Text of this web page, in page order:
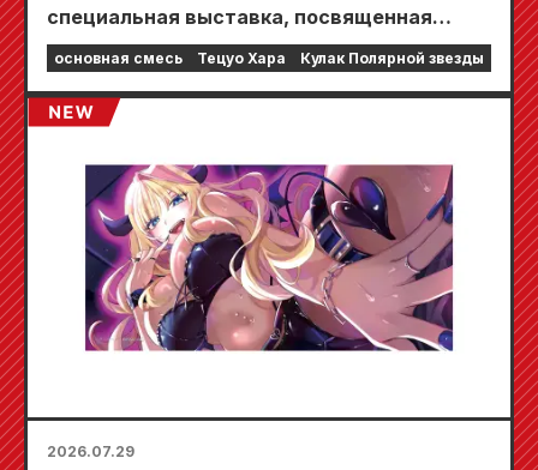
специальная выставка, посвященная
фильму «Кулак Северной звезды»!!
основная смесь Тецуо Хара Кулак Полярной звезды
2026.07.29